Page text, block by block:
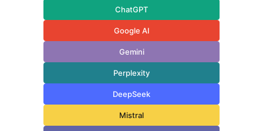
ChatGPT
Google AI
Gemini
Perplexity
DeepSeek
Mistral